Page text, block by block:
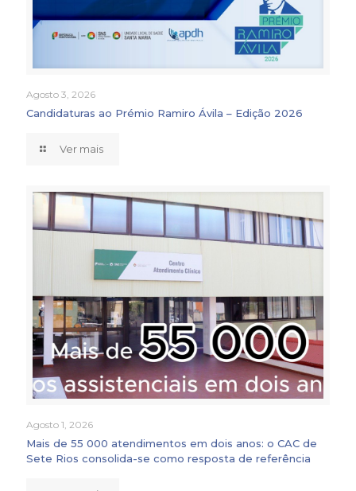
Agosto 3, 2026
Candidaturas ao Prémio Ramiro Ávila – Edição 2026
Ver mais
Agosto 1, 2026
Mais de 55 000 atendimentos em dois anos: o CAC de
Sete Rios consolida-se como resposta de referência